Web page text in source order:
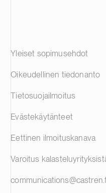
Yleiset sopimusehdot
Oikeudellinen tiedonanto
Tietosuojailmoitus
Evästekäytänteet
Eettinen ilmoituskanava
Varoitus